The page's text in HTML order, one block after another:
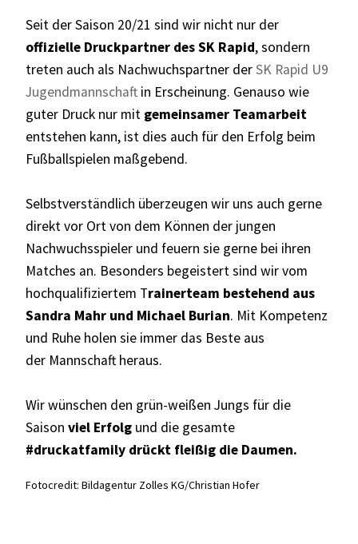
Seit der Saison 20/21 sind wir nicht nur der
offizielle Druckpartner des SK Rapid, sondern
treten auch als Nachwuchspartner derSK Rapid U9
Jugendmannschaft in Erscheinung. Genauso wie
guter Druck nur mit gemeinsamer Teamarbeit
entstehen kann, ist dies auch für den Erfolg beim
Fußballspielen maßgebend.
Selbstverständlich überzeugen wir uns auch gerne
direkt vor Ort von dem Können der jungen
Nachwuchsspieler und feuern sie gerne bei ihren
Matches an. Besonders begeistert sind wir vom
hochqualifiziertem Trainerteam bestehend aus
Sandra Mahr und Michael Burian. Mit Kompetenz
und Ruhe holen sie immer das Beste aus
der Mannschaft heraus.
Wir wünschen den grün-weißen Jungs für die
Saison viel Erfolg und die gesamte
#druckatfamily drückt fleißig die Daumen.
Fotocredit: Bildagentur Zolles KG/Christian Hofer